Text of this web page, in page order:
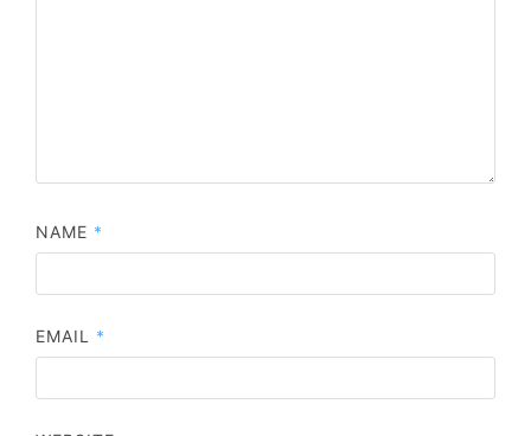
NAME *
EMAIL *